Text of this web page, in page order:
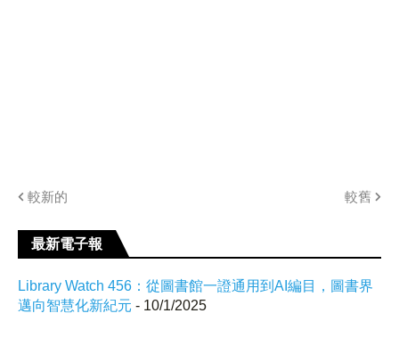
較新的 較舊
最新電子報
Library Watch 456：從圖書館一證通用到AI編目，圖書界
邁向智慧化新紀元 - 10/1/2025